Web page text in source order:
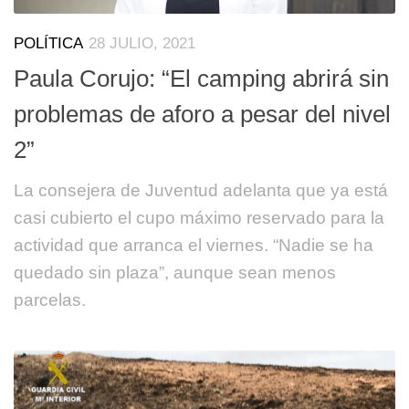
POLÍTICA 28 JULIO, 2021
Paula Corujo: “El camping abrirá sin
problemas de aforo a pesar del nivel
2”
La consejera de Juventud adelanta que ya está
casi cubierto el cupo máximo reservado para la
actividad que arranca el viernes. “Nadie se ha
quedado sin plaza”, aunque sean menos
parcelas.